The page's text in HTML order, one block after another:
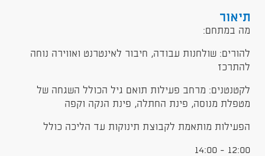
תיאור
מה במתחם:
להורים: שולחנות עבודה, חיבור לאינטרנט ואווירה נוחה
להתרכז
לקטנטנים: מרחב פעילות תואם גיל הכולל השגחה של
מטפלת מנוסה, פינת החתלה, פינת הנקה וקפה
הפעילות מותאמת לקבוצת תינוקות עד הליכה כולל
12:00 - 14:00